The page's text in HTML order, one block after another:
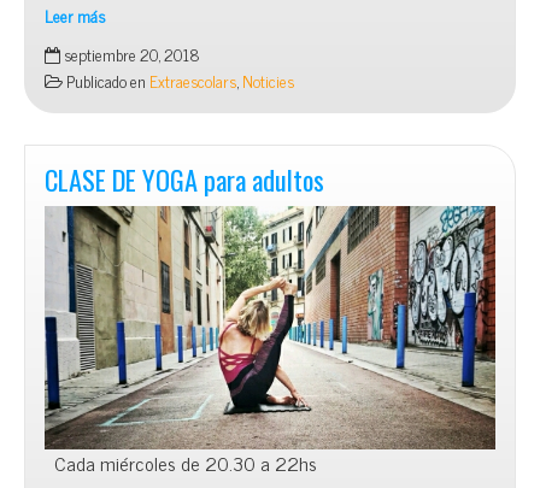
Leer más
Altes
i
baixes
extraescolars
septiembre 20, 2018
Publicado en Extraescolars,Noticies
CLASE DE YOGA para adultos
Cada miércoles de 20.30 a 22hs